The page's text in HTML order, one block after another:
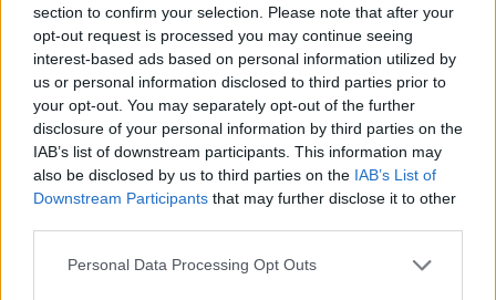
section to confirm your selection. Please note that after your
opt-out request is processed you may continue seeing
interest-based ads based on personal information utilized by
us or personal information disclosed to third parties prior to
your opt-out. You may separately opt-out of the further
disclosure of your personal information by third parties on the
IAB’s list of downstream participants. This information may
also be disclosed by us to third parties on the IAB’s List of
Downstream Participants that may further disclose it to other
Personal Data Processing Opt Outs
Minősítés
Hogyan lehet minősített
kutyabarát helyed?